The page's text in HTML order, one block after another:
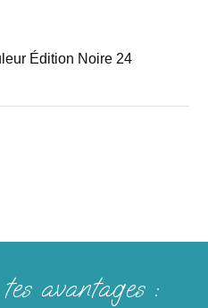
Édition Noire 24
avantages :